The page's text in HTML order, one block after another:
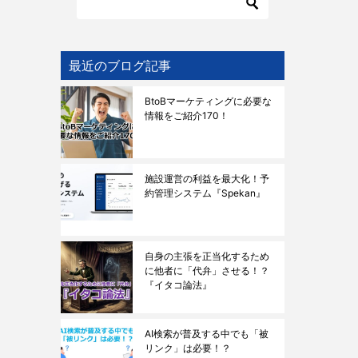
最近のブログ記事
BtoBマーケティングに必要な
情報をご紹介170！
施設運営の利益を最大化！予
約管理システム『Spekan』
自身の主張を正当化するため
に他者に「代弁」させる！？
『イタコ論法』
AI検索が普及する中でも「被
リンク」は必要！？